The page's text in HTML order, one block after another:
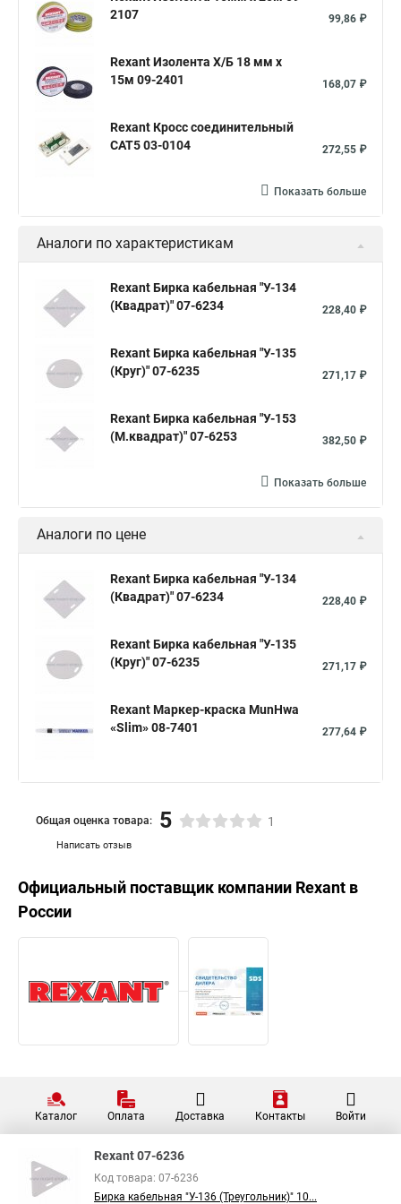
Маркировка проводов и кабелей
Маркировка кабеля ввгнг
Марки силовых кабелей
2107
99,86 ₽
Rexant Изолента Х/Б 18 мм х
15м 09-2401
168,07 ₽
Rexant Кросс соединительный
CAT5 03-0104
272,55 ₽
Показать больше
Аналоги по характеристикам
Rexant Бирка кабельная "У-134
(Квадрат)" 07-6234
228,40 ₽
Rexant Бирка кабельная "У-135
(Круг)" 07-6235
271,17 ₽
Rexant Бирка кабельная "У-153
(М.квадрат)" 07-6253
382,50 ₽
Показать больше
Аналоги по цене
Rexant Бирка кабельная "У-134
(Квадрат)" 07-6234
228,40 ₽
Rexant Бирка кабельная "У-135
(Круг)" 07-6235
271,17 ₽
Rexant Маркер-краска MunHwa
«Slim» 08-7401
277,64 ₽
Написать отзыв
Общая оценка товара: 5 1
Официальный поставщик компании Rexant в
России
Каталог Оплата Доставка Контакты Войти
Rexant 07-6236
Код товара: 07-6236
Бирка кабельная "У-136 (Треугольник)" 10...